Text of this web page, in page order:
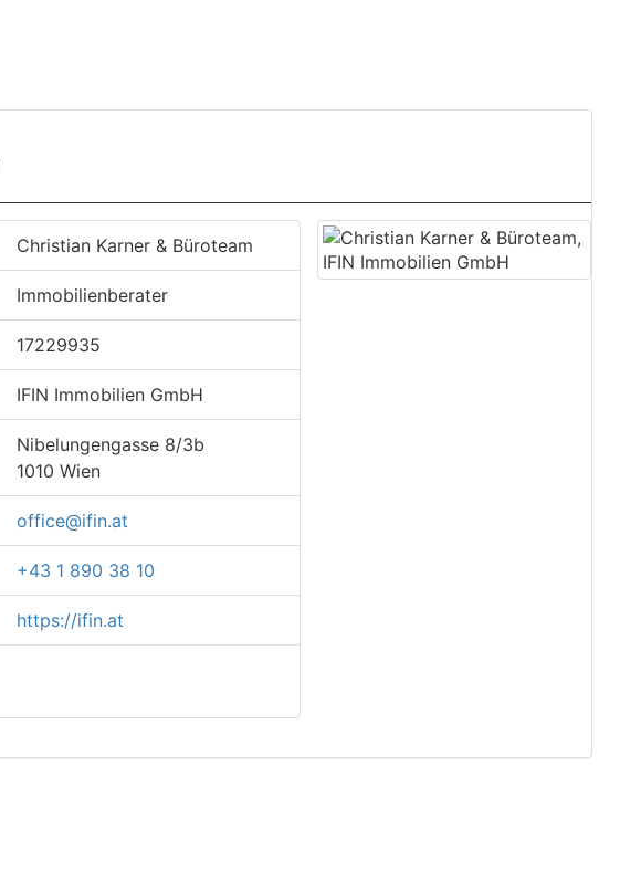
Christian Karner & Büroteam
Immobilienberater
17229935
IFIN Immobilien GmbH
Nibelungengasse 8/3b
1010 Wien
office@ifin.at
+43 1 890 38 10
https://ifin.at